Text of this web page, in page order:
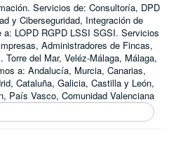
Servicios de: Consultoría, DPD
y Ciberseguridad, Integración de
LOPD RGPD LSSI SGSI. Servicios
Administradores de Fincas,
Torre del Mar, Veléz-Málaga, Málaga,
a: Andalucía, Murcia, Canarias,
Cataluña, Galicia, Castilla y León,
País Vasco, Comunidad Valenciana